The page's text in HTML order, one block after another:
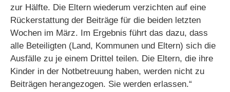
zur Hälfte. Die Eltern wiederum verzichten auf eine
Rückerstattung der Beiträge für die beiden letzten
Wochen im März. Im Ergebnis führt das dazu, dass
alle Beteiligten (Land, Kommunen und Eltern) sich die
Ausfälle zu je einem Drittel teilen. Die Eltern, die ihre
Kinder in der Notbetreuung haben, werden nicht zu
Beiträgen herangezogen. Sie werden erlassen.“